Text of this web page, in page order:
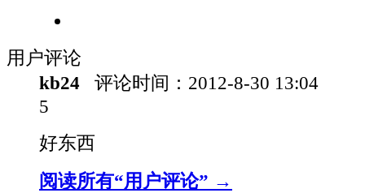
用户评论
kb24
评论时间： 2012-8-30 13:04
5
好东西
阅读所有“用户评论” →